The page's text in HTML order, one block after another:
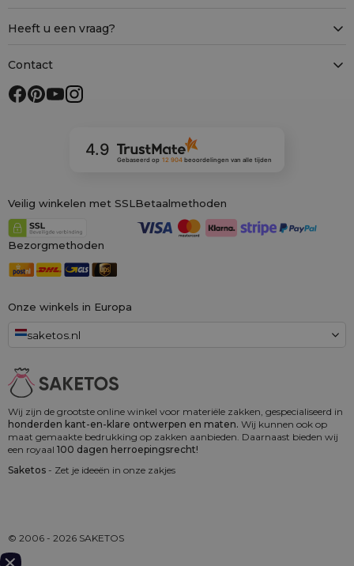
Wij zijn de grootste online winkel voor materiële zakken, gespecialiseerd in
honderden kant-en-klare ontwerpen en maten. Wij kunnen ook op
maat gemaakte bedrukking op zakken aanbieden. Daarnaast bieden wij
een royaal 100 dagen herroepingsrecht!
Saketos - Zet je ideeën in onze zakjes
Onze winkels in Europa
saketos.nl
Heeft u een vraag?
Contact
4.9
Gebaseerd op 12 904 beoordelingenvan alle tijden
Veilig winkelen met SSL Betaalmethoden
Bezorgmethoden
© 2006 - 2026 SAKETOS